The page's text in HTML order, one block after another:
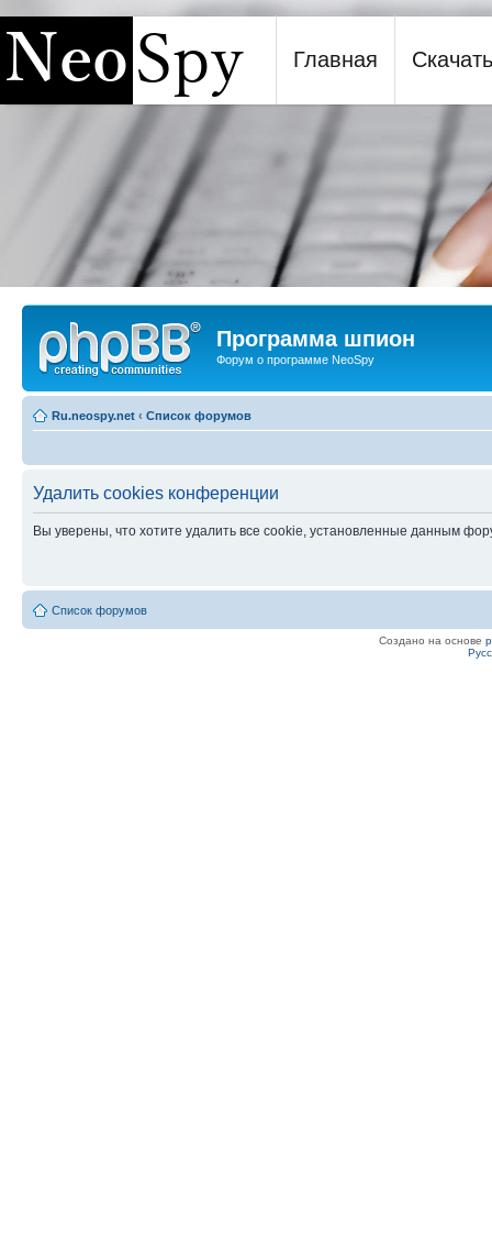
Программа шпион NeoSpy
Главная Скачать
Программа шпион
Форум о программе NeoSpy
Ru.neospy.net ‹ Список форумов
Удалить cookies конференции
Вы уверены, что хотите удалить все cookie, установленные данным
Список форумов
Создано на основе